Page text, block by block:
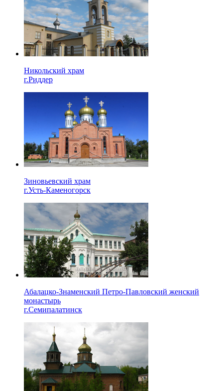
Никольский храм
г.Риддер
Зиновьевский храм
г.Усть-Каменогорск
Абалацко-Знаменский Петро-Павловский женский
монастырь
г.Семипалатинск